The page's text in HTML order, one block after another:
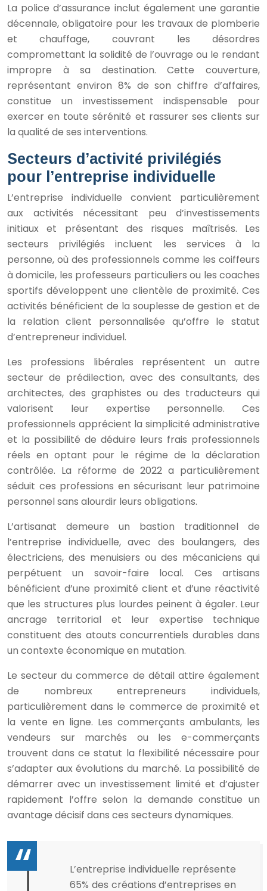
La police d’assurance inclut également une garantie
décennale, obligatoire pour les travaux de plomberie
et chauffage, couvrant les désordres
compromettant la solidité de l’ouvrage ou le rendant
impropre à sa destination. Cette couverture,
représentant environ 8% de son chiffre d’affaires,
constitue un investissement indispensable pour
exercer en toute sérénité et rassurer ses clients sur
la qualité de ses interventions.
Secteurs d’activité privilégiés
pour l’entreprise individuelle
L’entreprise individuelle convient particulièrement
aux activités nécessitant peu d’investissements
initiaux et présentant des risques maîtrisés. Les
secteurs privilégiés incluent les services à la
personne, où des professionnels comme les coiffeurs
à domicile, les professeurs particuliers ou les coaches
sportifs développent une clientèle de proximité. Ces
activités bénéficient de la souplesse de gestion et de
la relation client personnalisée qu’offre le statut
d’entrepreneur individuel.
Les professions libérales représentent un autre
secteur de prédilection, avec des consultants, des
architectes, des graphistes ou des traducteurs qui
valorisent leur expertise personnelle. Ces
professionnels apprécient la simplicité administrative
et la possibilité de déduire leurs frais professionnels
réels en optant pour le régime de la déclaration
contrôlée. La réforme de 2022 a particulièrement
séduit ces professions en sécurisant leur patrimoine
personnel sans alourdir leurs obligations.
L’artisanat demeure un bastion traditionnel de
l’entreprise individuelle, avec des boulangers, des
électriciens, des menuisiers ou des mécaniciens qui
perpétuent un savoir-faire local. Ces artisans
bénéficient d’une proximité client et d’une réactivité
que les structures plus lourdes peinent à égaler. Leur
ancrage territorial et leur expertise technique
constituent des atouts concurrentiels durables dans
un contexte économique en mutation.
Le secteur du commerce de détail attire également
de nombreux entrepreneurs individuels,
particulièrement dans le commerce de proximité et
la vente en ligne. Les commerçants ambulants, les
vendeurs sur marchés ou les e-commerçants
trouvent dans ce statut la flexibilité nécessaire pour
s’adapter aux évolutions du marché. La possibilité de
démarrer avec un investissement limité et d’ajuster
rapidement l’offre selon la demande constitue un
avantage décisif dans ces secteurs dynamiques.
L’entreprise individuelle représente
65% des créations d’entreprises en